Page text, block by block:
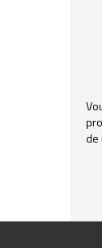
de